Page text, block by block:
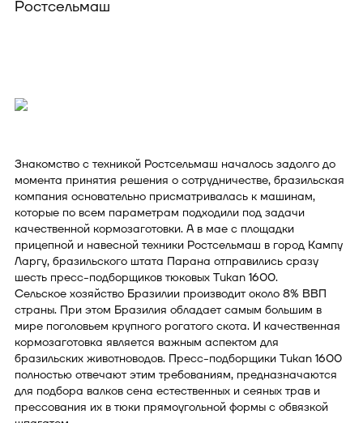
Знакомство с техникой Ростсельмаш началось задолго до
момента принятия решения о сотрудничестве, бразильская
компания основательно присматривалась к машинам,
которые по всем параметрам подходили под задачи
качественной кормозаготовки. А в мае с площадки
прицепной и навесной техники Ростсельмаш в город Кампу
Ларгу, бразильского штата Парана отправились сразу
шесть пресс-подборщиков тюковых Tukan 1600.
Сельское хозяйство Бразилии производит около 8% ВВП
страны. При этом Бразилия обладает самым большим в
мире поголовьем крупного рогатого скота. И качественная
кормозаготовка является важным аспектом для
бразильских животноводов. Пресс-подборщики Tukan 1600
полностью отвечают этим требованиям, предназначаются
для подбора валков сена естественных и сеяных трав и
прессования их в тюки прямоугольной формы с обвязкой